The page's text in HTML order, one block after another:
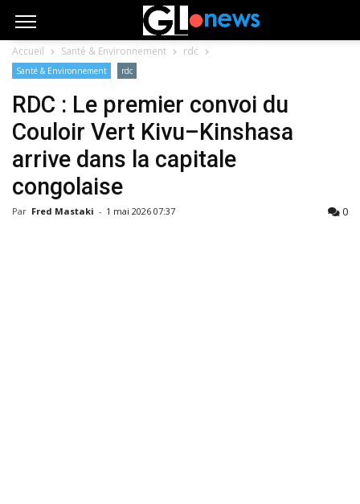
Accueil Santé & Environnement rdc
Santé & Environnement rdc
RDC : Le premier convoi du
Couloir Vert Kivu–Kinshasa
arrive dans la capitale
congolaise
Par Fred Mastaki - 1 mai 2026 07:37 0